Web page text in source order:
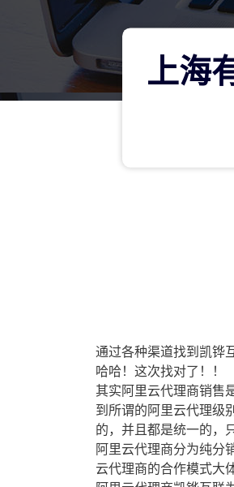
上海
通过各种渠道找到凯铧
哈哈！这次找对了！！
其实阿里云代理商销售
到所谓的阿里云代理级
的，并且都是统一的，
阿里云代理商分为纯分
云代理商的合作模式大